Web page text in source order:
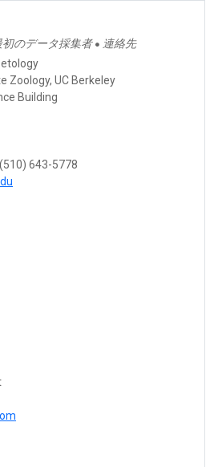
初のデータ採集者 ● 連絡先
Zoology, UC Berkeley
Building
(510) 643-5778